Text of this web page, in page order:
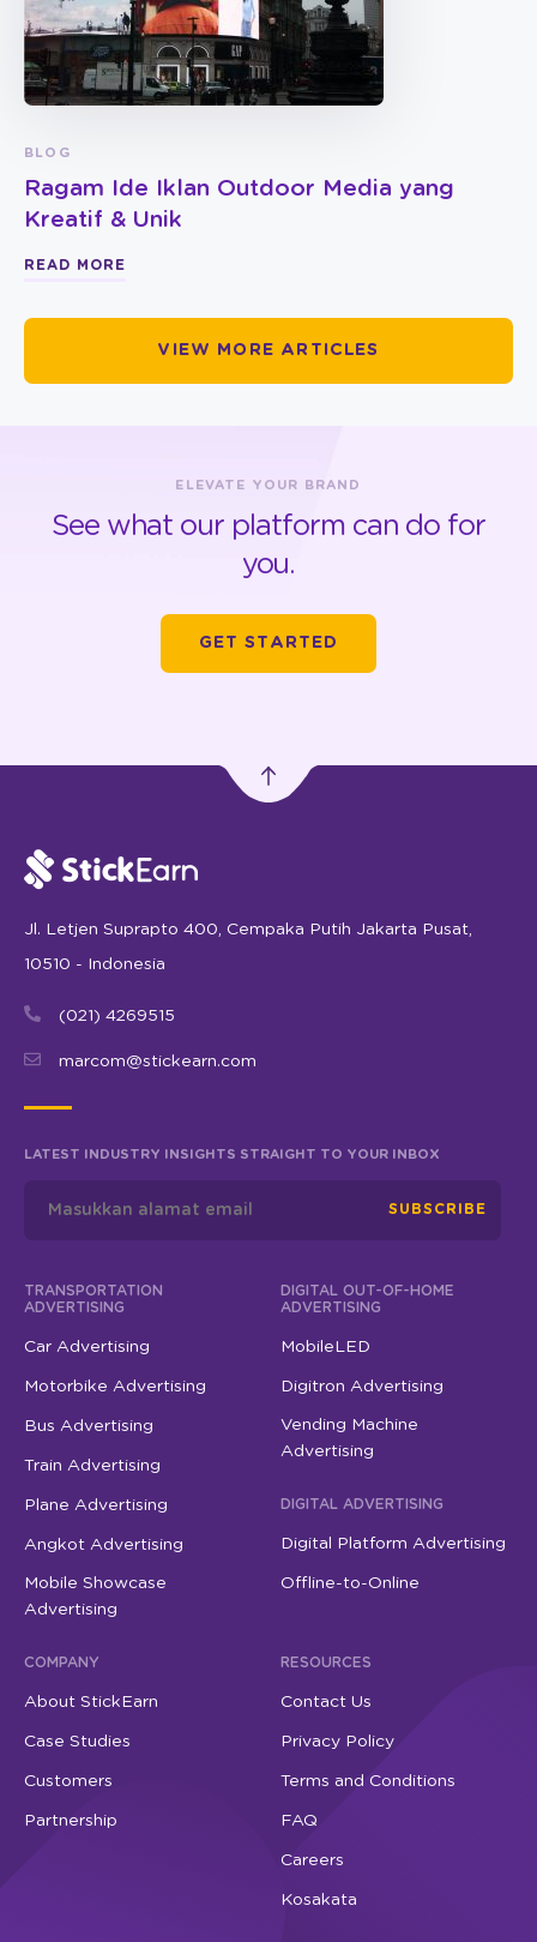
BLOG
Ragam Ide Iklan Outdoor Media yang
Kreatif & Unik
READ MORE
VIEW MORE ARTICLES
ELEVATE YOUR BRAND
See what our platform can do for
you.
GET STARTED
Jl. Letjen Suprapto 400, Cempaka Putih Jakarta Pusat,
10510 - Indonesia
(021) 4269515
marcom@stickearn.com
LATEST INDUSTRY INSIGHTS STRAIGHT TO YOUR INBOX
SUBSCRIBE
TRANSPORTATION
ADVERTISING
Car Advertising
Motorbike Advertising
Bus Advertising
Train Advertising
Plane Advertising
Angkot Advertising
Mobile Showcase
Advertising
DIGITAL OUT-OF-HOME
ADVERTISING
MobileLED
Digitron Advertising
Vending Machine
Advertising
DIGITAL ADVERTISING
Digital Platform Advertising
Offline-to-Online
COMPANY
About StickEarn
Case Studies
Customers
Partnership
RESOURCES
Contact Us
Privacy Policy
Terms and Conditions
FAQ
Careers
Kosakata